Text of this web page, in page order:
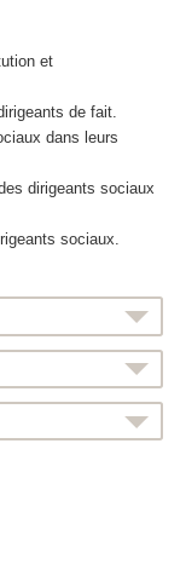
et
de fait.
dans leurs
dirigeants sociaux
sociaux.